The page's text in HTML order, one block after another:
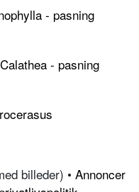
- pasning
- pasning
billeder) • Annoncer